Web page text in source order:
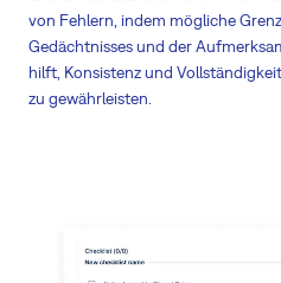
von Fehlern, indem mögliche
Gedächtnisses und der
hilft, Konsistenz und
zu gewährleisten.